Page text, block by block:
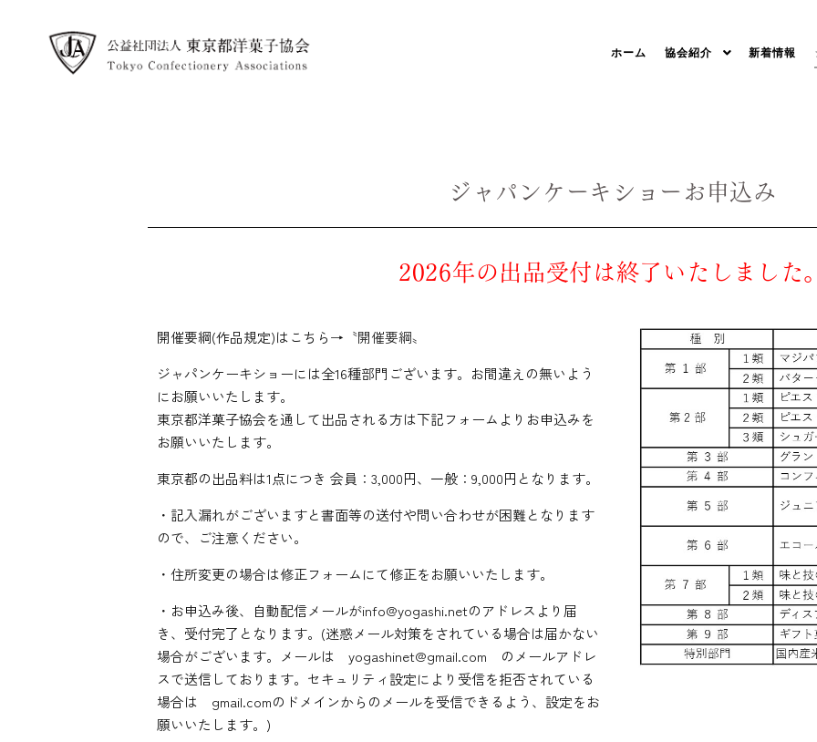
ホーム 協会紹介 新着情報
ジャパンケーキショーお申込み
2026年の出品受付は終了いたしました
開催要綱(作品規定)はこちら→ 〝開催要綱〟
ジャパンケーキショーには全16種部門ございます。お間違えの無いよう
にお願いいたします。
東京都洋菓子協会を通して出品される方は下記フォームよりお申込みを
お願いいたします。
東京都の出品料は1点につき 会員：3,000円、一般：9,000円となります。
・記入漏れがございますと書面等の送付や問い合わせが困難となります
ので、ご注意ください。
・住所変更の場合は修正フォームにて修正をお願いいたします。
・お申込み後、自動配信メールがinfo@yogashi.netのアドレスより届
き、受付完了となります。(迷惑メール対策をされている場合は届かない
場合がございます。メールは yogashinet@gmail.com のメールアドレ
スで送信しております。セキュリティ設定により受信を拒否されている
場合は gmail.comのドメインからのメールを受信できるよう、設定をお
願いいたします。)